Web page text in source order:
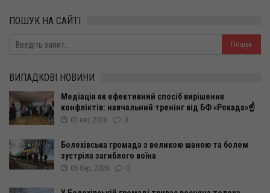
ПОШУК НА САЙТІ
ВИПАДКОВІ НОВИНИ
Медіація як ефективний спосіб вирішення
конфліктів: навчальний тренінг від БФ «Рокада»☝️
02 кві, 2026 0
Болехівська громада з великою шаною та болем
зустріла загиблого воїна
06 бер, 2026 0